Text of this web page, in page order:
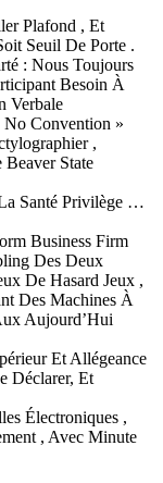
Plafond , Et
Seuil De Porte .
: Nous Toujours
Besoin À
Verbale
No Convention »
,
Beaver State
Santé Privilège …
Business Firm
Des Deux
De Hasard Jeux ,
Des Machines À
Aujourd’Hui
Et Allégeance
Déclarer, Et
Électroniques ,
, Avec Minute